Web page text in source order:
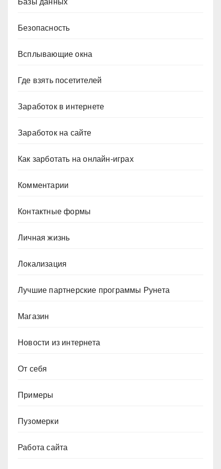
Базы данных
Безопасность
Всплывающие окна
Где взять посетителей
Заработок в интернете
Заработок на сайте
Как зарботать на онлайн-играх
Комментарии
Контактные формы
Личная жизнь
Локализация
Лучшие партнерские программы Рунета
Магазин
Новости из интернета
От себя
Примеры
Пузомерки
Работа сайта